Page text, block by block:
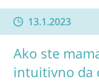
13.1.2023
Ako ste
intuitivno da